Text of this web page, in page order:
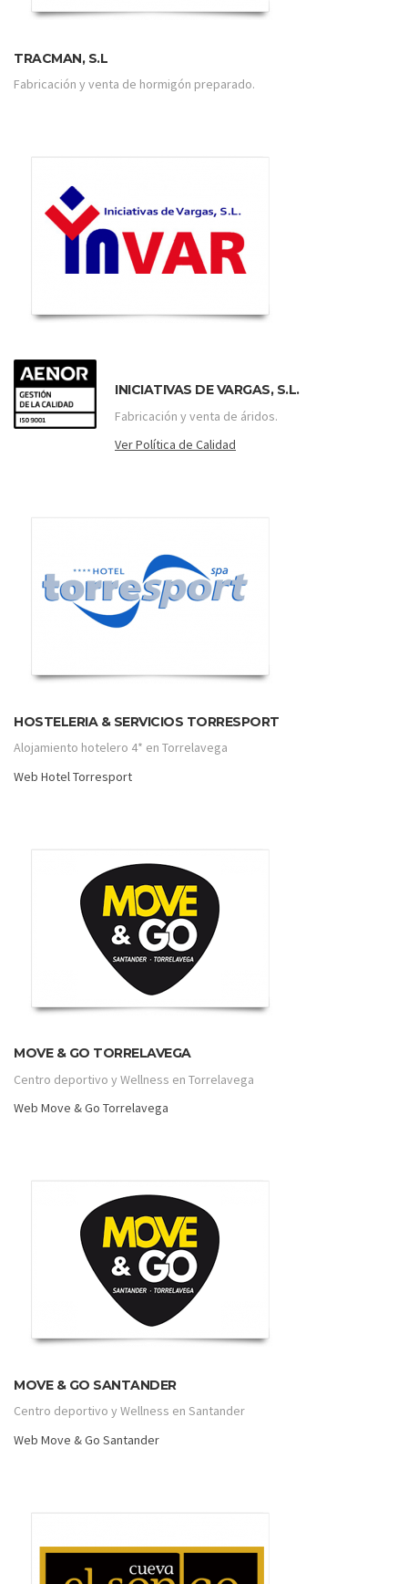
TRACMAN, S.L
Fabricación y venta de hormigón preparado.
INICIATIVAS DE VARGAS, S.L.
Fabricación y venta de áridos.
Ver Política de Calidad
HOSTELERIA & SERVICIOS TORRESPORT
Alojamiento hotelero 4* en Torrelavega
Web Hotel Torresport
MOVE & GO TORRELAVEGA
Centro deportivo y Wellness en Torrelavega
Web Move & Go Torrelavega
MOVE & GO SANTANDER
Centro deportivo y Wellness en Santander
Web Move & Go Santander